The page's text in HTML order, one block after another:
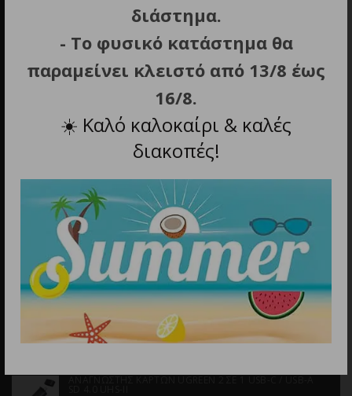
διάστημα.
- Το φυσικό κατάστημα θα
παραμείνει κλειστό από 13/8 έως
16/8.
☀️ Καλό καλοκαίρι & καλές
διακοπές!
info@discountstore.gr
ΤΕΛΕΥΤΑΙΑ ΠΡΟΪΟΝΤΑ
ΦΑΚΟΣ LED NITECORE HEADLAMP HA19, 600 LUMENS
MCT, RGB, CRI
39.90€
UGREEN CAT6 F/UTP ETHERNET CABLE 2M
3.00€